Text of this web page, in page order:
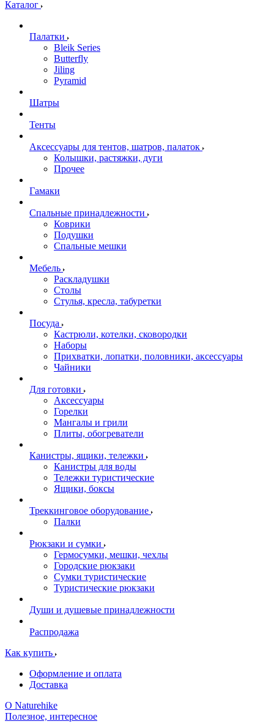
Каталог
Палатки
Bleik Series
Butterfly
Jiling
Pyramid
Шатры
Тенты
Аксессуары для тентов, шатров, палаток
Колышки, растяжки, дуги
Прочее
Гамаки
Спальные принадлежности
Коврики
Подушки
Спальные мешки
Мебель
Раскладушки
Столы
Стулья, кресла, табуретки
Посуда
Кастрюли, котелки, сковородки
Наборы
Прихватки, лопатки, половники, аксессуары
Чайники
Для готовки
Аксессуары
Горелки
Мангалы и грили
Плиты, обогреватели
Канистры, ящики, тележки
Канистры для воды
Тележки туристические
Ящики, боксы
Треккинговое оборудование
Палки
Рюкзаки и сумки
Гермосумки, мешки, чехлы
Городские рюкзаки
Сумки туристические
Туристические рюкзаки
Души и душевые принадлежности
Распродажа
Как купить
Оформление и оплата
Доставка
О Naturehike
Полезное, интересное